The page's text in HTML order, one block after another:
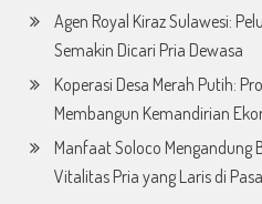
Agen Royal Kiraz Sulawesi:
Semakin Dicari Pria Dewasa
Koperasi Desa Merah Putih:
Membangun Kemandirian
Manfaat Soloco Mengandung
Vitalitas Pria yang Laris di